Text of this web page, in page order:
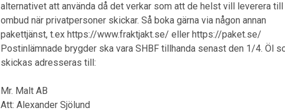
alternativet att använda då det verkar som att de helst vill leverera till
ombud när privatpersoner skickar. Så boka gärna via någon annan
pakettjänst, t.ex https://www.fraktjakt.se/ eller https://paket.se/
Postinlämnade brygder ska vara SHBF tillhanda senast den 1/4. Öl
skickas adresseras till:
Mr. Malt AB
Att: Alexander Sjölund